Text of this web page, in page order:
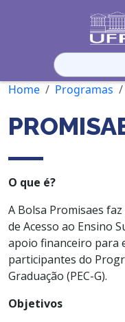
Pesquisar
por:
Home
Programas
O que é?
A Bolsa Promisaes
de Acesso ao Ensino
apoio financeiro para
participantes do
Graduação (PEC-G).
Objetivos